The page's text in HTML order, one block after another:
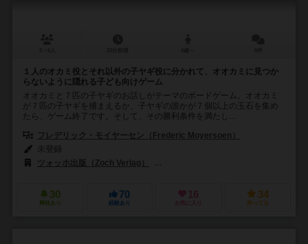
１人のオカミ役とそれ以外の子ヤギ役に分かれて、オオカミに見つか
らないように隠れる子ども向けゲーム
オオカミと７匹の子ヤギのお話しがテーマのボードゲーム。オオカミ
が７匹の子ヤギを捕まえるか、子ヤギの誰かが７個以上の玉石を集め
たら、ゲーム終了です。そして、その勝利条件を満たし...
フレデリック・モイヤーセン（Frederic Moyersoen）
ツォッホ出版（Zoch Verlag）
30
興味あり
70
経験あり
16
お気に入り
34
持ってる